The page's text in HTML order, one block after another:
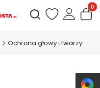
Otwórz wyszukiwarkę
Ochrona głowy i twarzy